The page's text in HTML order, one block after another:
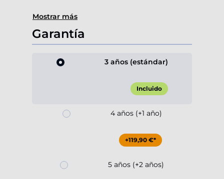
Mostrar más
Garantía
3 años (estándar)
Incluido
4 años (+1 año)
+119,90 €*
5 años (+2 años)